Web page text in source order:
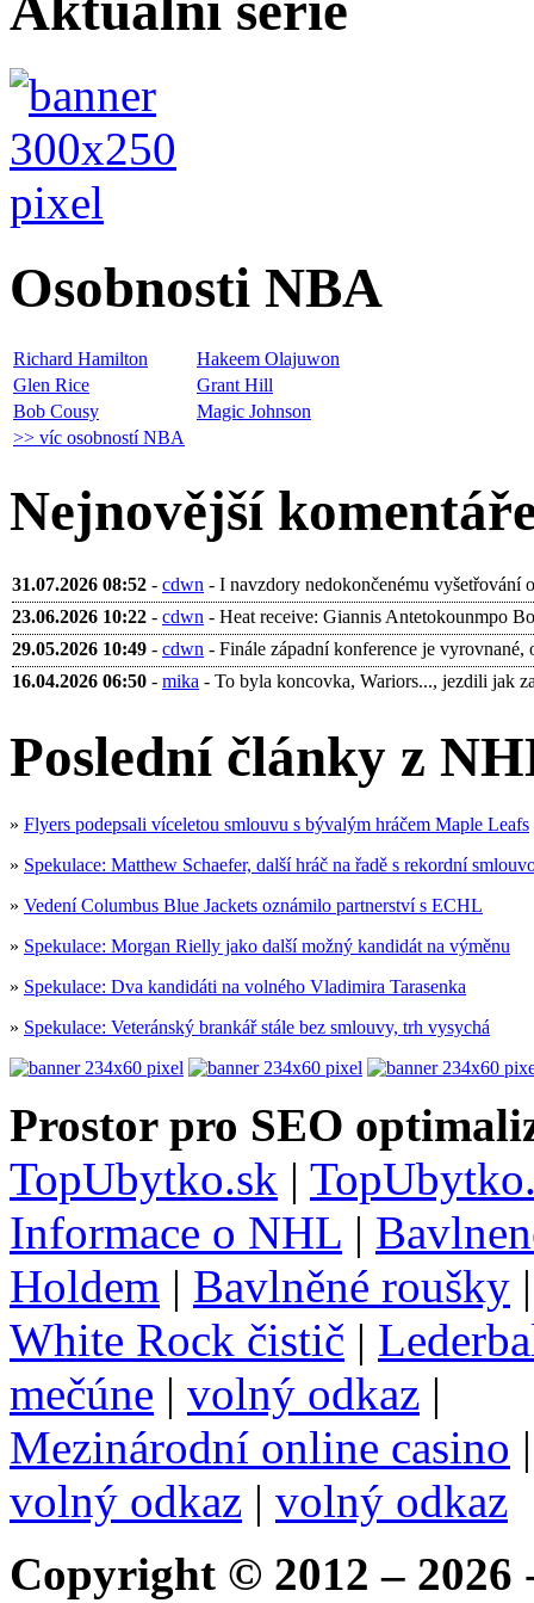
Osobnosti NBA
Richard Hamilton
Hakeem Olajuwon
Glen Rice
Grant Hill
Bob Cousy
Magic Johnson
>> víc osobností NBA
Nejnovější
31.07.2026 08:52 - cdwn - I navzdory nedokončenému vyšetřování
23.06.2026 10:22 - cdwn - Heat receive: Giannis Antetokounmpo
29.05.2026 10:49 - cdwn - Finále západní konference je vyrovnané,
16.04.2026 06:50 - mika - To byla koncovka, Wariors..., jezdili jak
Poslední články z
» Flyers podepsali víceletou smlouvu s bývalým hráčem Maple Leafs
» Spekulace: Matthew Schaefer, další hráč na řadě s rekordní
» Vedení Columbus Blue Jackets oznámilo partnerství s ECHL
» Spekulace: Morgan Rielly jako další možný kandidát na výměnu
» Spekulace: Dva kandidáti na volného Vladimira Tarasenka
» Spekulace: Veteránský brankář stále bez smlouvy, trh vysychá
Prostor pro SEO
TopUbytko.sk |
Informace o NHL |
Holdem | Bavlněné roušky
White Rock čistič |
mečúne | volný odkaz |
Mezinárodní online casino
volný odkaz | volný odkaz
Copyright © 2012 – 2026